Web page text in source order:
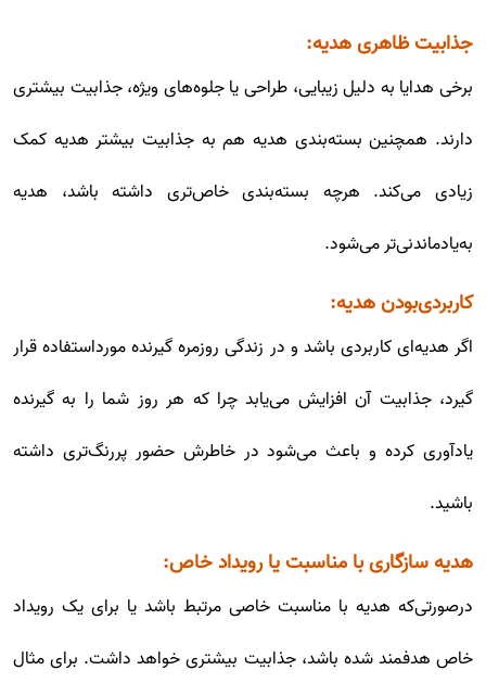
جذابیت ظاهری هدیه:
برخی هدایا به دلیل زیبایی، طراحی یا جلوه‌های ویژه، جذابیت بیشتری
دارند. همچنین بسته‌بندی هدیه هم به جذابیت بیشتر هدیه کمک
زیادی می‌کند. هرچه بسته‌بندی خاص‌تری داشته باشد، هدیه
به‌یادماندنی‌تر می‌شود.
کاربردی‌بودن هدیه:
اگر هدیه‌ای کاربردی باشد و در زندگی روزمره گیرنده مورداستفاده قرار
گیرد، جذابیت آن افزایش می‌یابد چرا که هر روز شما را به گیرنده
یادآوری کرده و باعث می‌شود در خاطرش حضور پررنگ‌تری داشته
باشید.
هدیه سازگاری با مناسبت یا رویداد خاص:
درصورتی‌که هدیه با مناسبت خاصی مرتبط باشد یا برای یک رویداد
خاص هدفمند شده باشد، جذابیت بیشتری خواهد داشت. برای مثال